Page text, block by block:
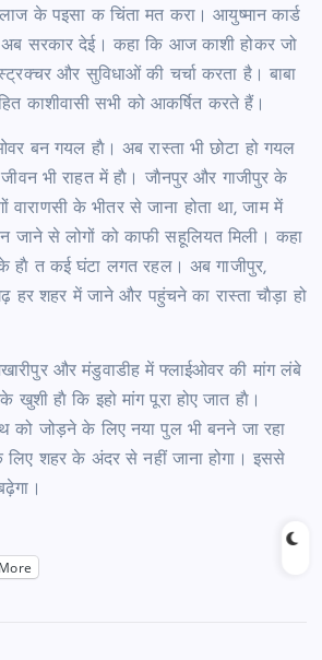
के पइसा क चिंता मत करा। आयुष्मान कार्ड
सरकार देई। कहा कि आज काशी होकर जो
और सुविधाओं की चर्चा करता है। बाबा
काशीवासी सभी को आकर्षित करते हैं।
बन गयल हाै। अब रास्ता भी छोटा हो गयल
भी राहत में हाै। जाैनपुर और गाजीपुर के
के भीतर से जाना होता था, जाम में
जाने से लोगों को काफी सहूलियत मिली। कहा
हाै त कई घंटा लगत रहल। अब गाजीपुर,
हर शहर में जाने और पहुंचने का रास्ता चाैड़ा हो
और मंडुवाडीह में फ्लाईओवर की मांग लंबे
हाै कि इहो मांग पूरा होए जात हाै।
को जोड़ने के लिए नया पुल भी बनने जा रहा
शहर के अंदर से नहीं जाना होगा। इससे
More